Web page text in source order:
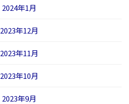
2024年1月
2023年12月
2023年11月
2023年10月
2023年9月